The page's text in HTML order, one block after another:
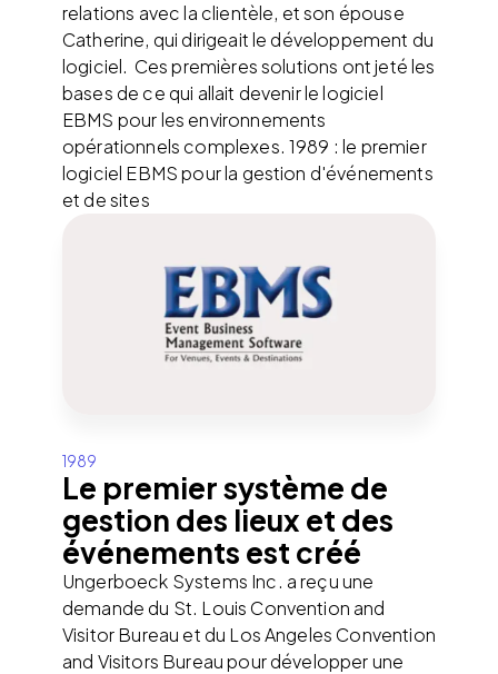
relations avec la clientèle, et son épouse
Catherine, qui dirigeait le développement du
logiciel. Ces premières solutions ont jeté les
bases de ce qui allait devenir le logiciel
EBMS pour les environnements
opérationnels complexes. 1989 : le premier
logiciel EBMS pour la gestion d'événements
et de sites
1989
Le premier système de
gestion des lieux et des
événements est créé
Ungerboeck Systems Inc. a reçu une
demande du St. Louis Convention and
Visitor Bureau et du Los Angeles Convention
and Visitors Bureau pour développer une